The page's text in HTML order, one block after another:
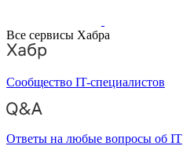
Все сервисы Хабра
Сообщество IT-специалистов
Ответы на любые вопросы об IT